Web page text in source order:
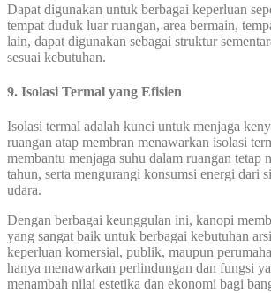
Dapat digunakan untuk berbagai keperluan
tempat duduk luar ruangan, area bermain,
lain, dapat digunakan sebagai struktur
sesuai kebutuhan.
9. Isolasi Termal yang Efisien
Isolasi termal adalah kunci untuk menjaga
ruangan atap membran menawarkan isolasi
membantu menjaga suhu dalam ruangan tetap
tahun, serta mengurangi konsumsi energi dari
udara.
Dengan berbagai keunggulan ini, kanopi
yang sangat baik untuk berbagai kebutuhan
keperluan komersial, publik, maupun
hanya menawarkan perlindungan dan fungsi
menambah nilai estetika dan ekonomi bagi